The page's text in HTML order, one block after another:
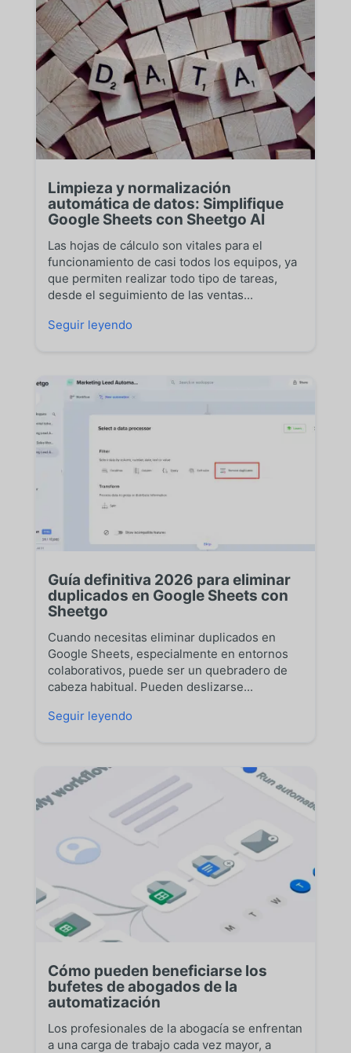
Limpieza y normalización
automática de datos: Simplifique
Google Sheets con Sheetgo AI
Las hojas de cálculo son vitales para el
funcionamiento de casi todos los equipos, ya
que permiten realizar todo tipo de tareas,
desde el seguimiento de las ventas...
Seguir leyendo
Guía definitiva 2026 para eliminar
duplicados en Google Sheets con
Sheetgo
Cuando necesitas eliminar duplicados en
Google Sheets, especialmente en entornos
colaborativos, puede ser un quebradero de
cabeza habitual. Pueden deslizarse...
Seguir leyendo
Cómo pueden beneficiarse los
bufetes de abogados de la
automatización
Los profesionales de la abogacía se enfrentan
a una carga de trabajo cada vez mayor, a